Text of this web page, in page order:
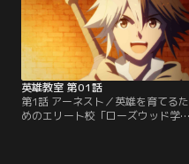
英雄教室 第01話
第1話 アーネスト／英雄を育てるた
めのエリート校「ローズウッド学